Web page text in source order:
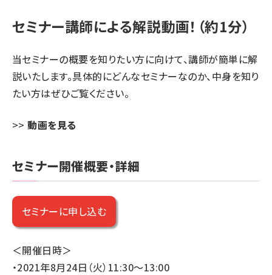
セミナー講師による解説動画！（約1分）
当セミナーの概要を知りたい方に向けて、講師が簡単に解
説いたします。具体的にどんなセミナーなのか、中身を知り
たい方はぜひご覧ください。
>>動画を見る
セミナー開催概要・詳細
セミナーに申し込む
＜開催日時＞
・2021年8月24日（火）11:30～13:00